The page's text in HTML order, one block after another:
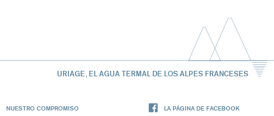
URIAGE, EL AGUA TERMAL DE LOS ALPES FRANCESES
NUESTRO COMPROMISO LA PÁGINA DE FACEBOOK